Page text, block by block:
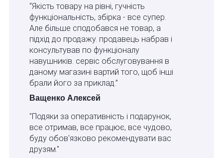
“Якість товару на рівні, гучність
функціональність, збірка - все супер.
Але більше сподобався не товар, а
підхід до продажу. продавець набрав і
консультував по функціоналу
навушників. сервіс обслуговування в
даному магазині вартий того, щоб інші
брали його за приклад.”
Ващенко Алексей
"Подяки за оперативність і подарунок,
все отримав, все працює, все чудово,
буду обов'язково рекомендувати вас
друзям."